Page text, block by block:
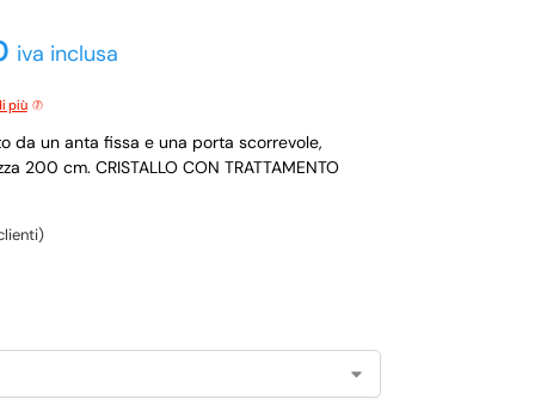
iva inclusa
più
da un anta fissa e una porta scorrevole,
200 cm. CRISTALLO CON TRATTAMENTO